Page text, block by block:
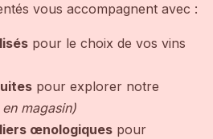
vous accompagnent avec :
pour le choix de vos vins
pour explorer notre
magasin)
œnologiques pour